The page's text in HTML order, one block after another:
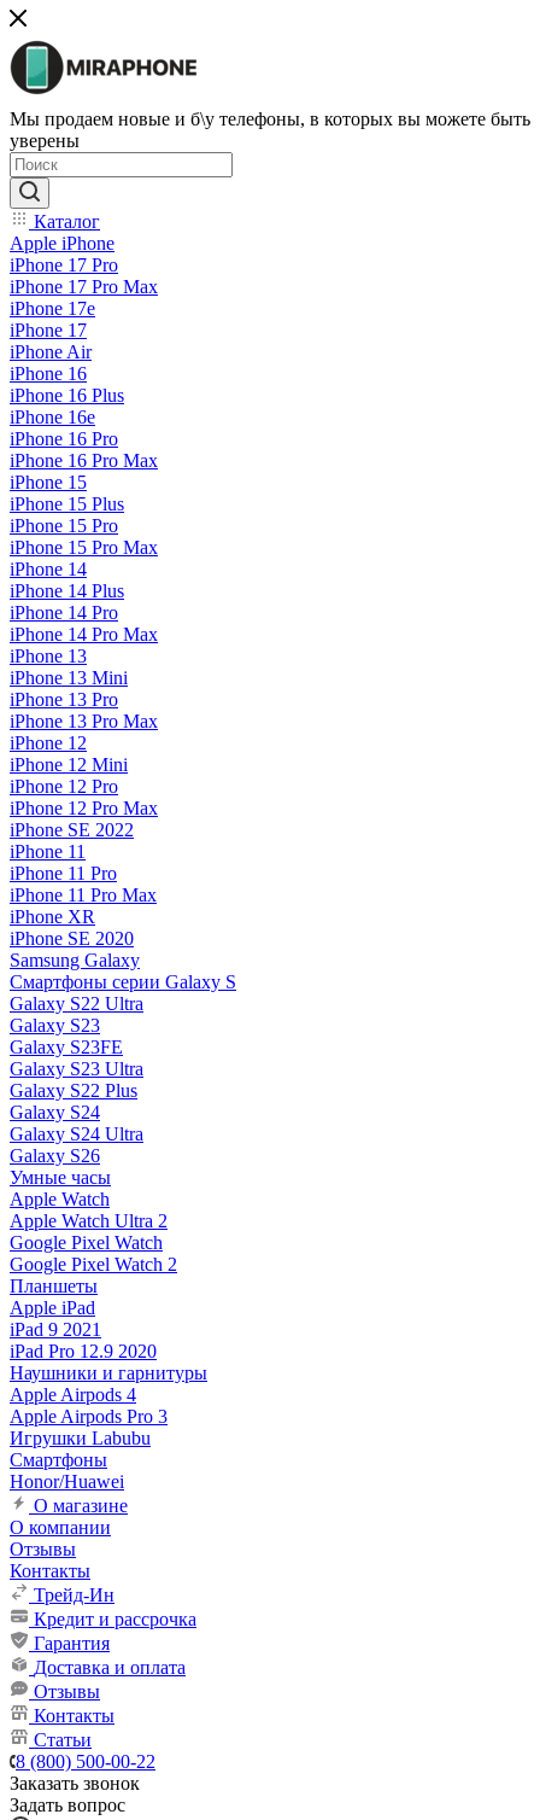
Мы продаем новые и б\у телефоны, в которых вы можете быть
уверены
Каталог
Apple iPhone
iPhone 17 Pro
iPhone 17 Pro Max
iPhone 17e
iPhone 17
iPhone Air
iPhone 16
iPhone 16 Plus
iPhone 16e
iPhone 16 Pro
iPhone 16 Pro Max
iPhone 15
iPhone 15 Plus
iPhone 15 Pro
iPhone 15 Pro Max
iPhone 14
iPhone 14 Plus
iPhone 14 Pro
iPhone 14 Pro Max
iPhone 13
iPhone 13 Mini
iPhone 13 Pro
iPhone 13 Pro Max
iPhone 12
iPhone 12 Mini
iPhone 12 Pro
iPhone 12 Pro Max
iPhone SE 2022
iPhone 11
iPhone 11 Pro
iPhone 11 Pro Max
iPhone XR
iPhone SE 2020
Samsung Galaxy
Смартфоны серии Galaxy S
Galaxy S22 Ultra
Galaxy S23
Galaxy S23FE
Galaxy S23 Ultra
Galaxy S22 Plus
Galaxy S24
Galaxy S24 Ultra
Galaxy S26
Умные часы
Apple Watch
Apple Watch Ultra 2
Google Pixel Watch
Google Pixel Watch 2
Планшеты
Apple iPad
iPad 9 2021
iPad Pro 12.9 2020
Наушники и гарнитуры
Apple Airpods 4
Apple Airpods Pro 3
Игрушки Labubu
Смартфоны
Honor/Huawei
О магазине
О компании
Отзывы
Контакты
Трейд-Ин
Кредит и рассрочка
Гарантия
Доставка и оплата
Отзывы
Контакты
Статьи
8 (800) 500-00-22
Заказать звонок
Задать вопрос